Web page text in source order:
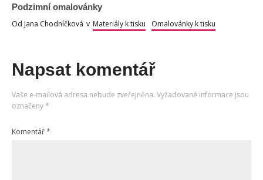
Podzimní omalovánky
Od Jana Chodníčková v Materiály k tisku Omalovánky k tisku
Napsat komentář
Vaše e-mailová adresa nebude zveřejněna. Vyžadované informace jsou
označeny*
Komentář*